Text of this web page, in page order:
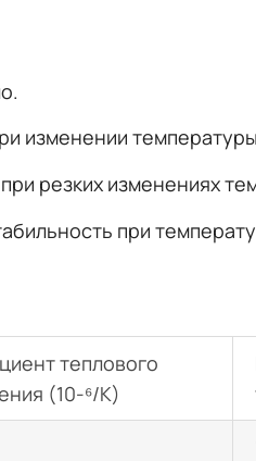
изменении
резких изменениях
при
теплового
(10-⁶/K)